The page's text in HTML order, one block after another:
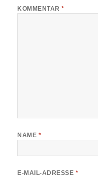
KOMMENTAR*
NAME *
E-MAIL-ADRESSE *